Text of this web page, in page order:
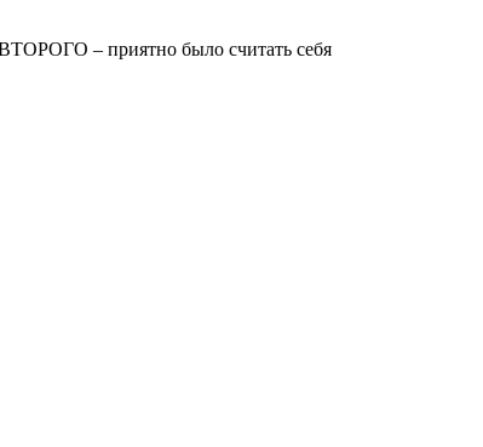
– приятно было считать себя